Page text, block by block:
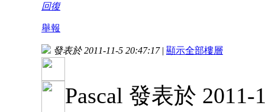
回復
舉報
發表於 2011-11-5 20:47:17 | 顯示全部樓層
Pascal 發表於 2011-